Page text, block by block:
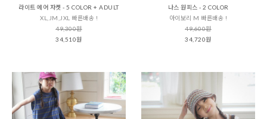
라이트 에어 자켓 - 5 COLOR + ADULT
XL,JM,JXL 빠른배송 !
49,300원
34,510원
나스 원피스 - 2 COLOR
아이보리 M 빠른배송 !
49,600원
34,720원